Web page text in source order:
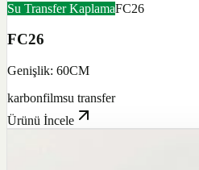
Su Transfer KaplamaFC26
FC26
Genişlik: 60CM
karbonfilmsu transfer
Ürünü İncele